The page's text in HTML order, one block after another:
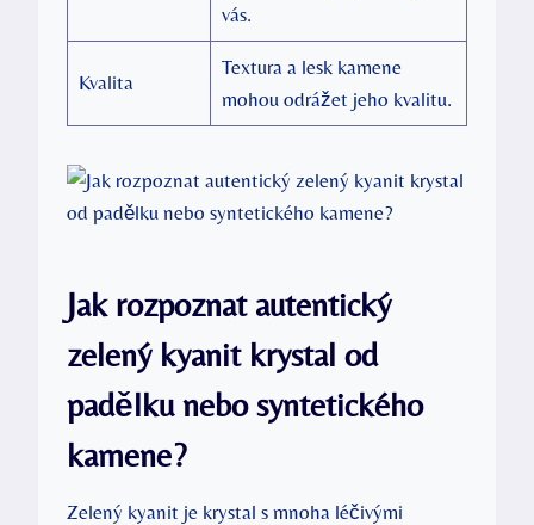
vás.
Kvalita
Textura a lesk kamene
mohou odrážet jeho kvalitu.
Jak rozpoznat autentický
zelený kyanit krystal od
padělku nebo syntetického
kamene?
Zelený kyanit je krystal s mnoha léčivými